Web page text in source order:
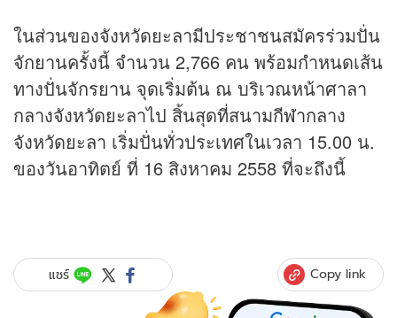
ในส่วนของจังหวัดยะลามีประชาชนสมัครร่วมปั่น
จักยานครั้งนี้ จำนวน 2,766 คน พร้อมกำหนดเส้น
ทางปั่นจักรยาน จุดเริ่มต้น ณ บริเวณหน้าศาลา
กลางจังหวัดยะลาไป สิ้นสุดที่สนามกีฬากลาง
จังหวัดยะลา เริ่มปั่นทั่วประเทศในเวลา 15.00 น.
ของวันอาทิตย์ ที่ 16 สิงหาคม 2558 ที่จะถึงนี้
แชร์ Copy link